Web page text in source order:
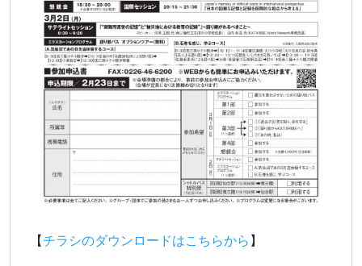
【チラシのダウンロードはこちらから 】